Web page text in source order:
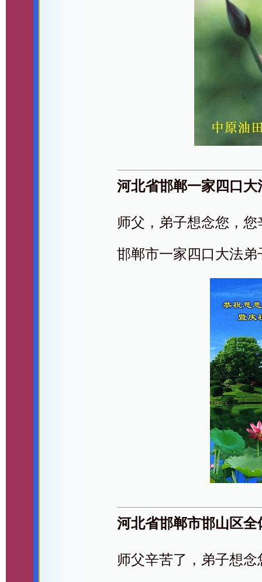
河北省邯郸一家四口
师父，弟子想念您，
邯郸市一家四口大法弟
河北省邯郸市邯山区
师父辛苦了，弟子想